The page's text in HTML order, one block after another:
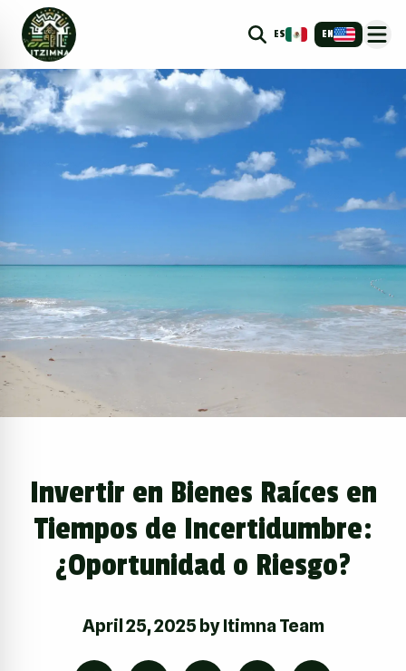
ES EN
Invertir en Bienes Raíces en
Tiempos de Incertidumbre:
¿Oportunidad o Riesgo?
April 25, 2025 byItimna Team